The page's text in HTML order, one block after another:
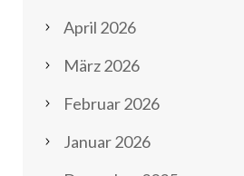
April 2026
März 2026
Februar 2026
Januar 2026